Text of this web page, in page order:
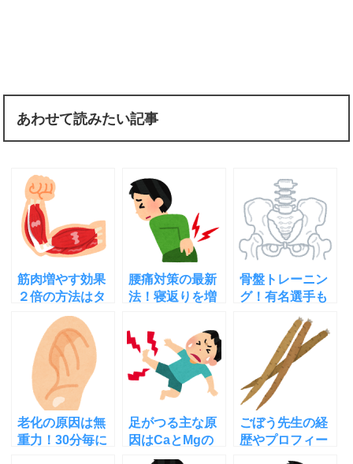
あわせて読みたい記事
筋肉増やす効果
２倍の方法はタ
ンパク質＋○○！
その理由とやり
腰痛対策の最新
法！寝返りを増
で再発なし！ガ
ッテン
骨盤トレーニン
グ！有名選手も
実施する運動能
力を高める簡単
な方法[動画あり
老化の原因は無
重力！30分毎に
足がつる主な原
因はCaとMgの
アンバランス？
ごぼう先生の経
歴やプロフィー